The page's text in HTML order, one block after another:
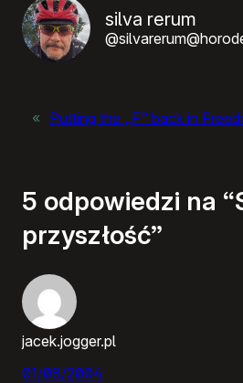
silva rerum
« Putting the „F” back in
5 odpowiedzi na
przyszłość”
jacek.jogger.pl
01/08/2004